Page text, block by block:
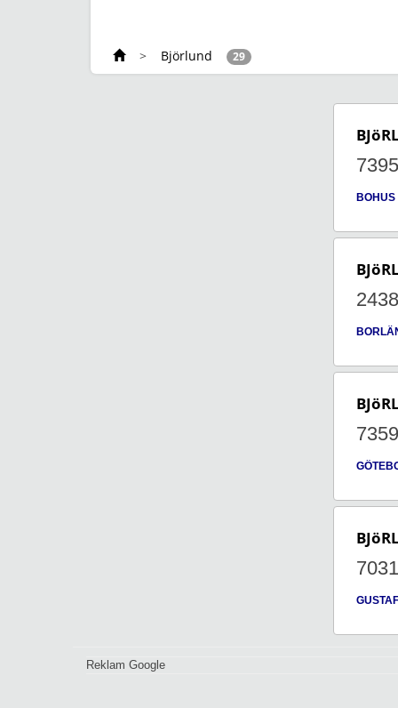
> Björlund 29
BOHUS
Reklam Google